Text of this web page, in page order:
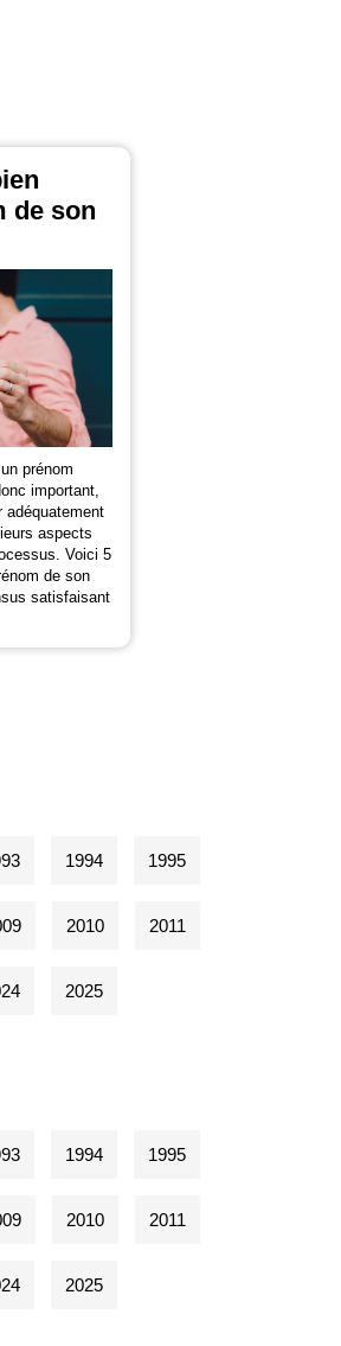
de son
prénom
important,
adéquatement
aspects
Voici 5
de son
satisfaisant
1994 1995
2010 2011
2025
1994 1995
2010 2011
2025